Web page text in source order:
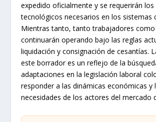
expedido oficialmente y se requerirán los
tecnológicos necesarios en los sistemas
Mientras tanto, tanto trabajadores
continuarán operando bajo las reglas
liquidación y consignación de cesantías.
este borrador es un reflejo de la
adaptaciones en la legislación laboral
responder a las dinámicas económicas y
necesidades de los actores del mercado